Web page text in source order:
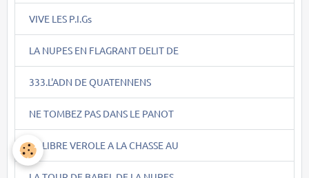
VIVE LES P.I.Gs
LA NUPES EN FLAGRANT DELIT DE
333.L'ADN DE QUATENNENS
NE TOMBEZ PAS DANS LE PANOT
LA LIBRE VEROLE A LA CHASSE AU